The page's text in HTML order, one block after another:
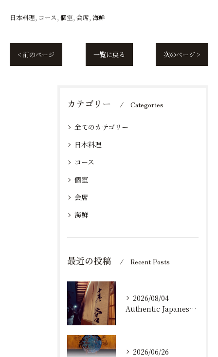
日本料理 コース 個室 会席 海鮮
< 前のページ 一覧に戻る 次のページ >
カテゴリー Categories
全てのカテゴリー
日本料理
コース
個室
会席
海鮮
最近の投稿 Recent Posts
2026/08/04
Authentic Japanese Gastronomy ...
2026/06/26